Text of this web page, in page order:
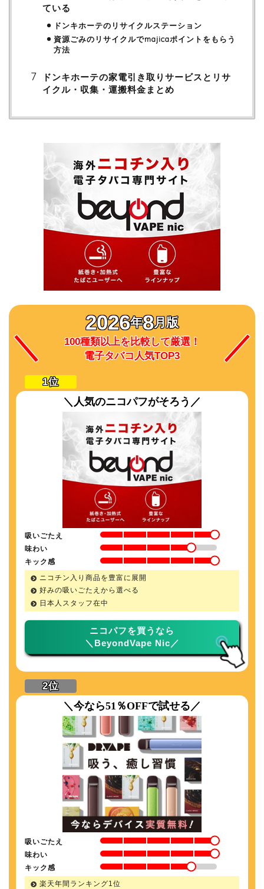
ている
ドンキホーテのリサイクルステーション
資源ごみのリサイクルでmajicaポイントをもらう
方法
ドンキホーテの家電引き取りサービスとリサ
イクル・収集・運搬料金まとめ
2026年8月版
100種類以上を比較して厳選！
電子タバコ人気TOP3
＼人気のニコパフがそろう／
吸いごたえ
味わい
キック感
ニコチン入り商品を豊富に展開
好みの吸いごたえから選べる
日本人スタッフ在中
ニコパフを買うなら
＼BeyondVape Nic／
＼今なら51％OFFで試せる／
吸いごたえ
味わい
キック感
楽天年間ランキング1位